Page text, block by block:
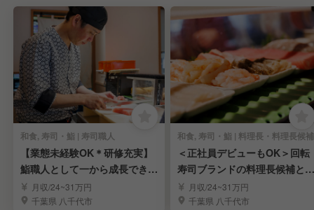
和食, 寿司・鮨 | 寿司職人
【業態未経験OK＊研修充実】
鮨職人として一から成長できる
チャンス
月収/24~31万円
千葉県 八千代市
和食, 寿司・鮨 | 料理長・料理長候補
＜正社員デビューもOK＞回転
寿司ブランドの料理長候補とし
て新しい一歩を！
月収/24~31万円
千葉県 八千代市